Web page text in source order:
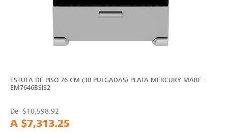
ESTUFA DE PISO 76 CM (30 PULGADAS) PLATA MERCURY MABE -
EM7646BSIS2
De$10,598.92
A $7,313.25